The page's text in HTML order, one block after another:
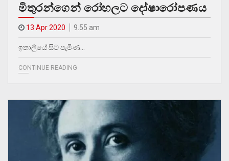
මිතුරන්ගෙන් රෝහලට දෝෂාරෝපණය
13 Apr 2020 9.55 am
ඉතාලියේ සිට පැමිණ…
CONTINUE READING